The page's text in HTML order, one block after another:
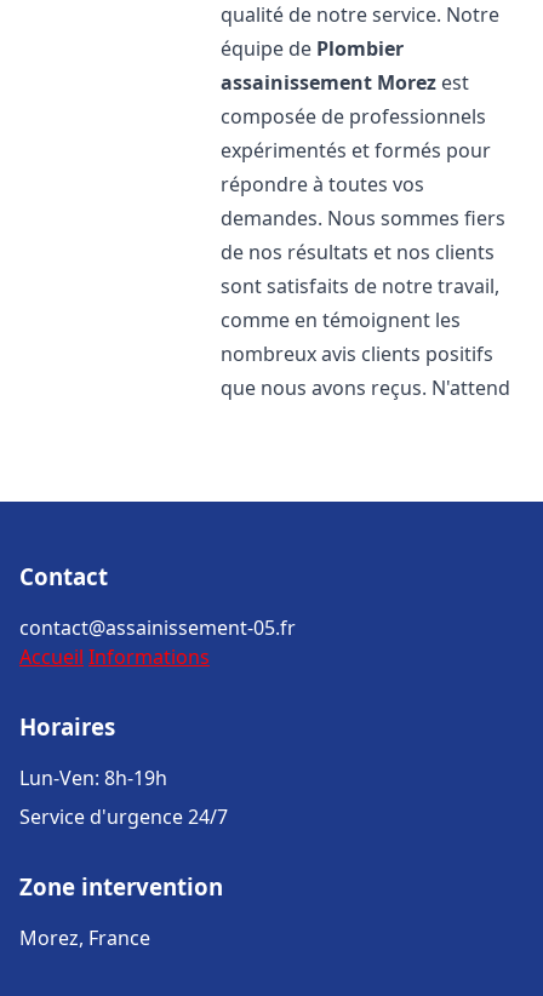
qualité de notre service. Notre
équipe de Plombier
assainissement Morez est
composée de professionnels
expérimentés et formés pour
répondre à toutes vos
demandes. Nous sommes fiers
de nos résultats et nos clients
sont satisfaits de notre travail,
comme en témoignent les
nombreux avis clients positifs
que nous avons reçus. N'attend
Contact
contact@assainissement-05.fr
Accueil Informations
Horaires
Lun-Ven: 8h-19h
Service d'urgence 24/7
Zone intervention
Morez, France